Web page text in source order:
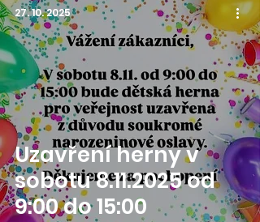
Uzavření herny v
sobotu 8.11.2025 od
9:00 do 15:00
27. 10. 2025